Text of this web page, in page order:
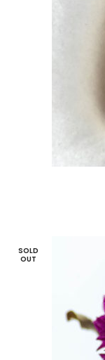
SOLD
OUT